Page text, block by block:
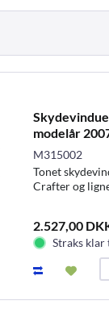
modelår
M315002
Tonet
Crafter og
2.527,00
Straks klar